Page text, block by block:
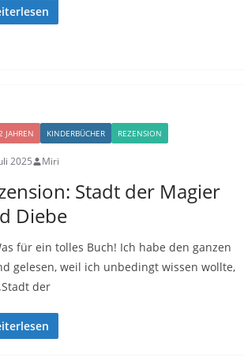
JAHREN KINDERBÜCHER REZENSION
2025 Miri
Stadt der Magier
Diebe
für ein tolles Buch! Ich habe den ganzen
gelesen, weil ich unbedingt wissen wollte,
der